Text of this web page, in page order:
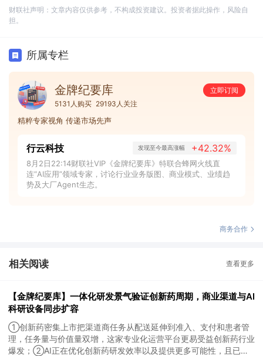
财联社声明：文章内容仅供参考，不构成投资建议。投资者据此操作，风险自
担。
所属专栏
金牌纪要库
立即订阅
5131人购买 29193人关注
精粹专家视角 传递市场先声
行云科技 发现至今最高涨幅 +42.32%
8月2日22:14财联社VIP《金牌纪要库》特联合蜂网火线直
连“AI应用”领域专家，讨论行业业务版图、商业模式、业绩趋
势及大厂Agent生态。
商务合作
相关阅读 查看更多
【金牌纪要库】一体化研发景气验证创新药周期，商业渠道与AI
科研设备同步扩容
①创新药密集上市把渠道商任务从配送延伸到准入、支付和患者管
理，任务量与价值量双增，这家专业化运营平台更易受益创新药行业
爆发；②AI正在优化创新药研发效率以及提供更多可能性，且已有